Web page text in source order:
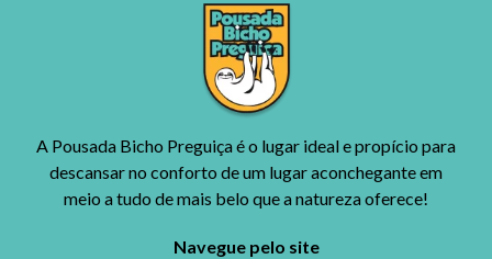
A Pousada Bicho Preguiça é o lugar ideal e propício para
descansar no conforto de um lugar aconchegante em
meio a tudo de mais belo que a natureza oferece!
Navegue pelo site